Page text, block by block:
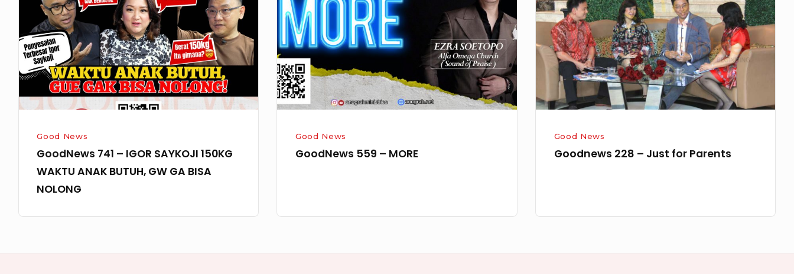
IGOR
SAYKOJI
150KG
WAKTU
ANAK
BUTUH,
BISA
NOLONG
Good News
GoodNews 741 – IGOR SAYKOJI 150KG
WAKTU ANAK BUTUH, GW GA BISA
NOLONG
MORE
Good News
GoodNews 559 – MORE
Just
Parents
Good News
Goodnews 228 – Just for Parents